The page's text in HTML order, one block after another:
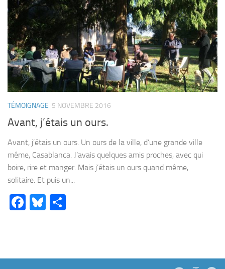
TÉMOIGNAGE 5 NOVEMBRE 2016
Avant, j’étais un ours.
Avant, j’étais un ours. Un ours de la ville, d’une grande ville
même, Casablanca. J’avais quelques amis proches, avec qui
boire, rire et manger. Mais j’étais un ours quand même,
solitaire. Et puis un...
Facebook
Bluesky